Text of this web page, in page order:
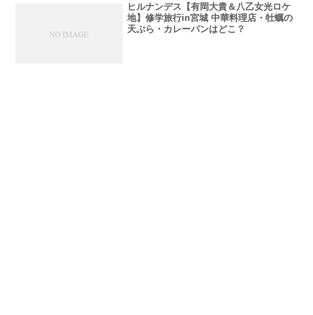
ヒルナンデス【有岡大貴＆八乙女光ロケ
地】修学旅行in宮城 中華料理店・牡蠣の
天ぷら・カレーパンはどこ？